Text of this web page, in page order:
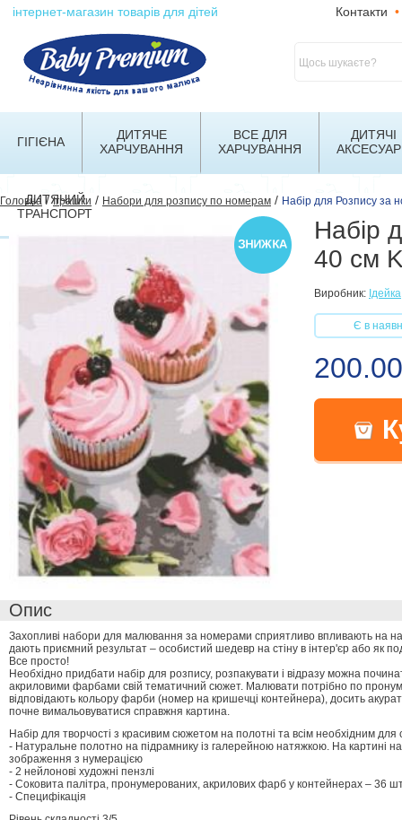
інтернет-магазин товарів для дітей Контакти •
ГІГІЄНА
ДИТЯЧЕ
ХАРЧУВАННЯ
ВСЕ ДЛЯ
ХАРЧУВАННЯ
ДИТЯЧІ
ДИТЯЧИЙ
ТРАНСПОРТ
Головна/Іграшки / Набори для розпису по номерам / Набір для Розпису за
Набір
40 см
Виробник: Ідейка
Є в
Опис
Захопливі набори для малювання за номерами сприятливо впливають на
дають приємний результат – особистий шедевр на стіну в інтер'єр або як
Все просто!
Необхідно придбати набір для розпису, розпакувати і відразу можна
акриловими фарбами свій тематичний сюжет. Малювати потрібно по
відповідають кольору фарби (номер на кришечці контейнера), досить
почне вимальовуватися справжня картина.
Набір для творчості з красивим сюжетом на полотні та всім необхідним для
- Натуральне полотно на підрамнику із галерейною натяжкою. На картині
зображення з нумерацією
- 2 нейлонові художні пензлі
- Соковита палітра, пронумерованих, акрилових фарб у контейнерах – 36
- Специфікація